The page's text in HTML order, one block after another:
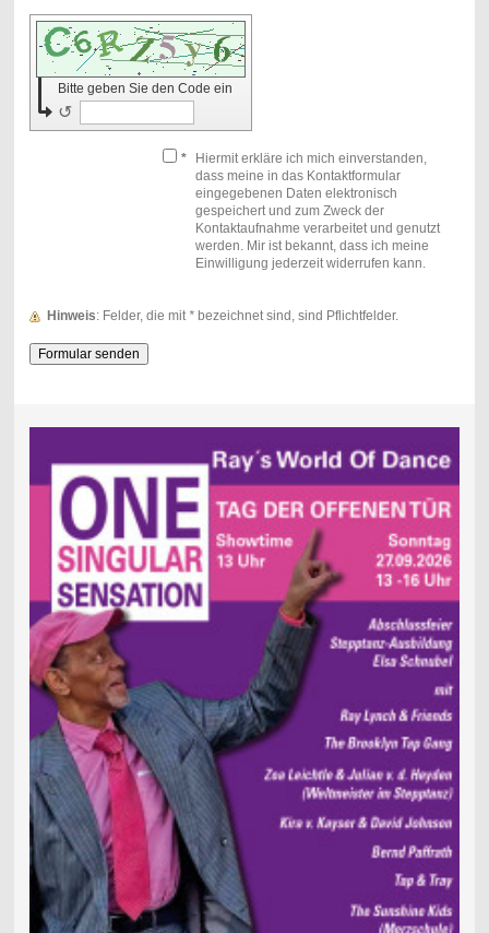
Bitte geben Sie den Code ein
↺
*
Hiermit erkläre ich mich einverstanden,
dass meine in das Kontaktformular
eingegebenen Daten elektronisch
gespeichert und zum Zweck der
Kontaktaufnahme verarbeitet und genutzt
werden. Mir ist bekannt, dass ich meine
Einwilligung jederzeit widerrufen kann.
Hinweis : Felder, die mit *bezeichnet sind, sind Pflichtfelder.